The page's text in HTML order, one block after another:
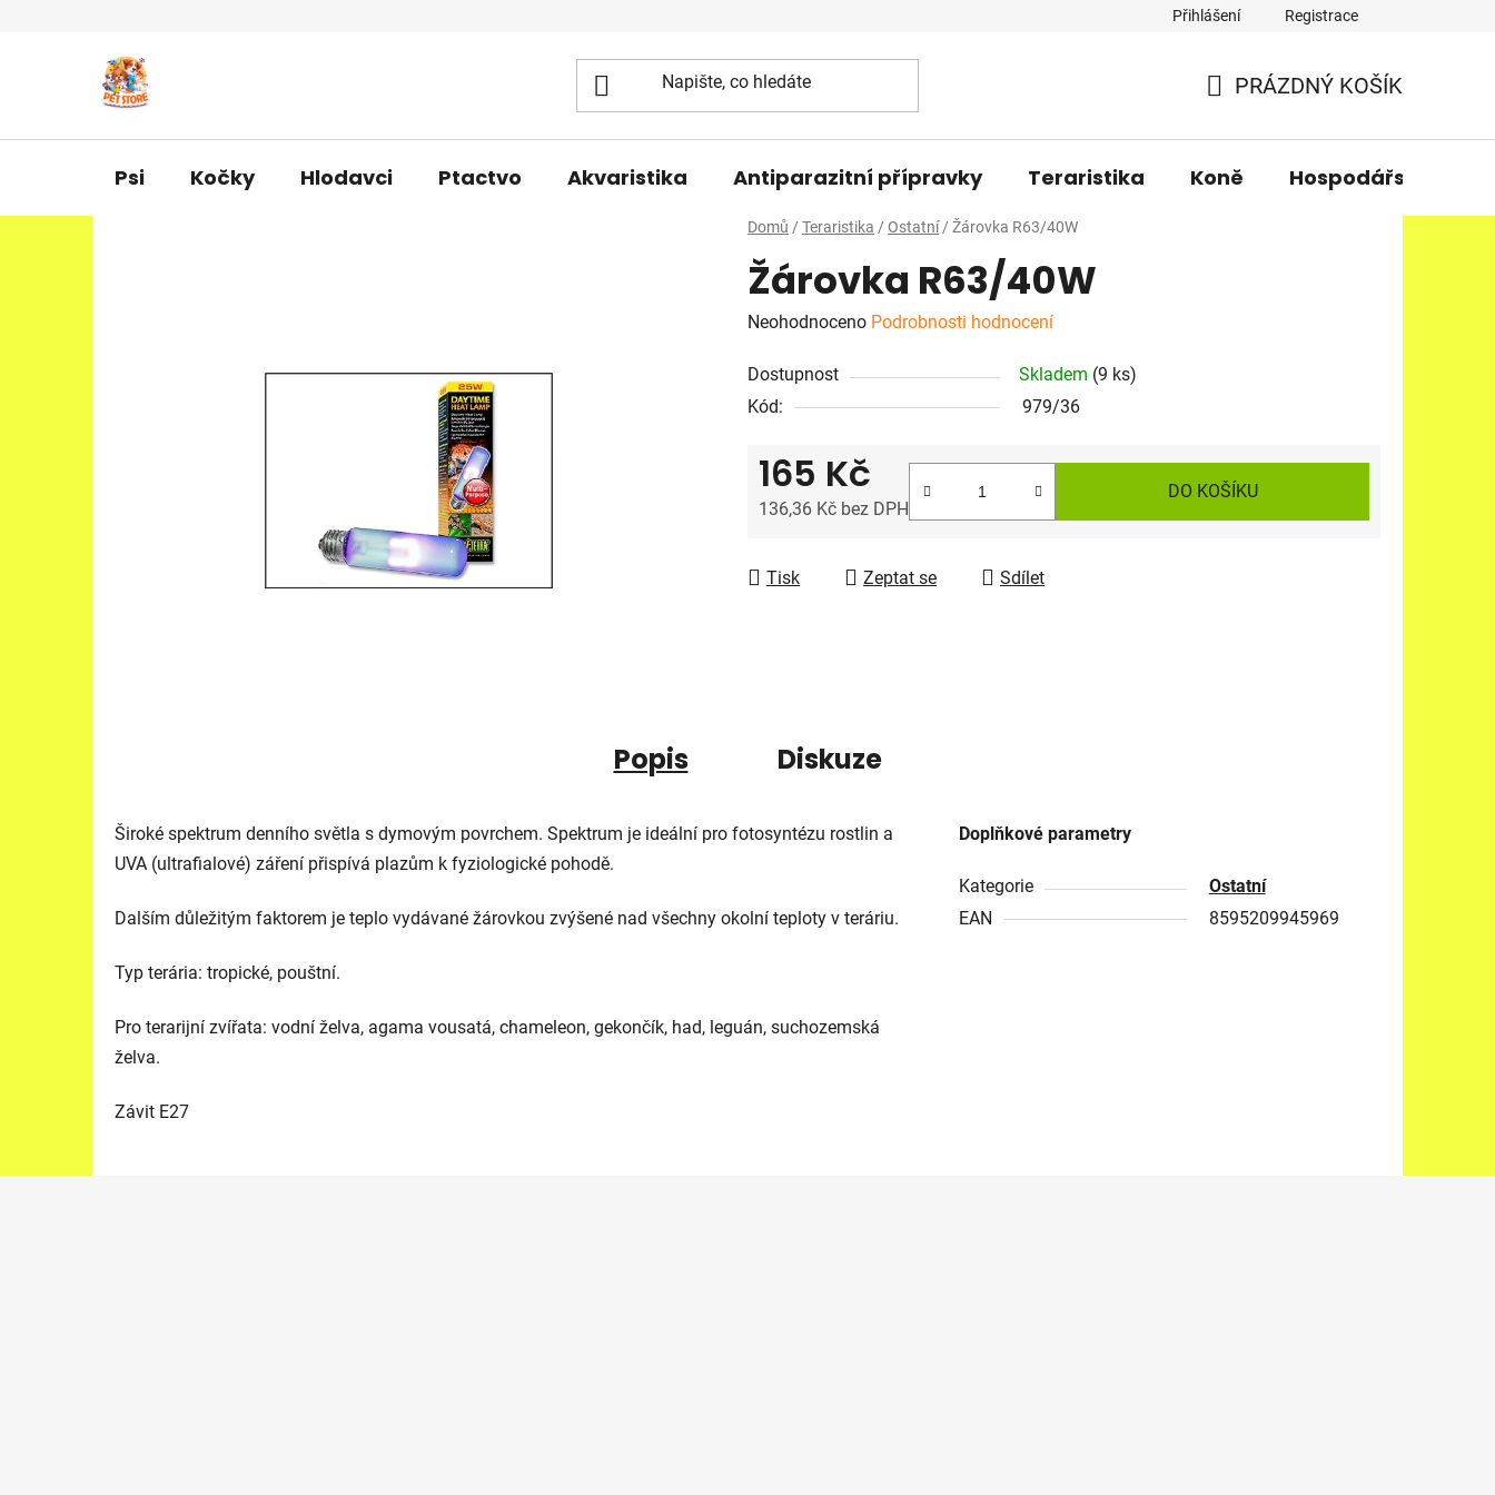
Přihlášení Registrace
KOŠÍK
PRÁZDNÝ KOŠÍK
Psi Kočky Hlodavci Ptactvo Akvaristika Antiparazitní přípravky Teraristika Koně Hospodářská
Domů / Teraristika / Ostatní / Žárovka R63/40W
Žárovka R63/40W
Průměrné
produktu
je
Neohodnoceno Podrobnosti hodnocení
Dostupnost Skladem (9 ks)
Kód:
979/36
165 Kč
136,36 Kč bez DPH
DO KOŠÍKU
Tisk Zeptat se Sdílet
Popis Diskuze
Široké spektrum denního světla s dymovým povrchem. Spektrum je ideální pro fotosyntézu rostlin a
UVA (ultrafialové) záření přispívá plazům k fyziologické pohodě.
Dalším důležitým faktorem je teplo vydávané žárovkou zvýšené nad všechny okolní teploty v teráriu.
Typ terária: tropické, pouštní.
Pro terarijní zvířata: vodní želva, agama vousatá, chameleon, gekončík, had, leguán, suchozemská
želva.
Závit E27
Doplňkové parametry
Kategorie
Ostatní
EAN
8595209945969